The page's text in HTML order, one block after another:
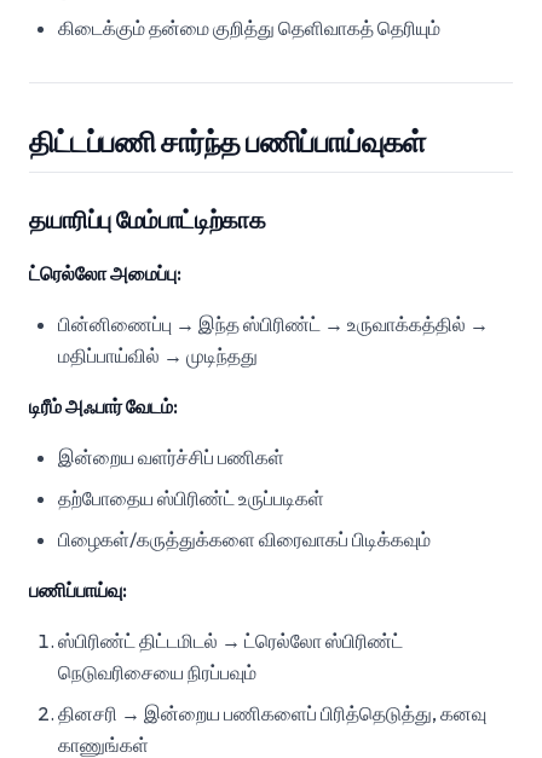
கிடைக்கும் தன்மை குறித்து தெளிவாகத் தெரியும்
திட்டப்பணி சார்ந்த பணிப்பாய்வுகள்
தயாரிப்பு மேம்பாட்டிற்காக
ட்ரெல்லோ அமைப்பு:
பின்னிணைப்பு → இந்த ஸ்பிரிண்ட் → உருவாக்கத்தில் →
மதிப்பாய்வில் → முடிந்தது
டிரீம் அஃபார் வேடம்:
இன்றைய வளர்ச்சிப் பணிகள்
தற்போதைய ஸ்பிரிண்ட் உருப்படிகள்
பிழைகள்/கருத்துக்களை விரைவாகப் பிடிக்கவும்
பணிப்பாய்வு:
ஸ்பிரிண்ட் திட்டமிடல் → ட்ரெல்லோ ஸ்பிரிண்ட்
நெடுவரிசையை நிரப்பவும்
தினசரி → இன்றைய பணிகளைப் பிரித்தெடுத்து, கனவு
காணுங்கள்